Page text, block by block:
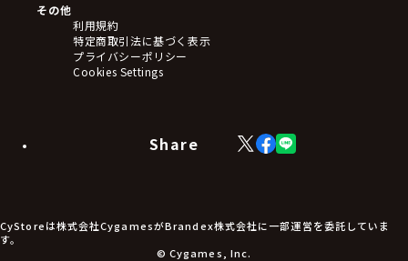
ステッカー・シール・カード
タペストリー・ポスター
アームサポーター
ブレードホルダー
食品・飲料品
アパレル小物
アクセサリー
その他
利用規約
特定商取引法に基づく表示
プライバシーポリシー
Cookies Settings
Share
X
(Twitter)
Facebook
LINE
CyStoreは株式会社CygamesがBrandex株式会社に一部運営を委託していま
す。
© Cygames, Inc.